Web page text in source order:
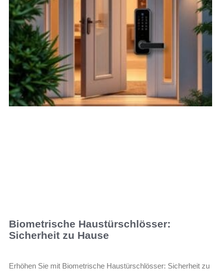
Biometrische Haustürschlösser:
Sicherheit zu Hause
Erhöhen Sie mit Biometrische Haustürschlösser: Sicherheit zu